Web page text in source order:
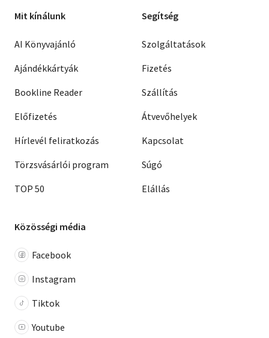
Mit kínálunk
AI Könyvajánló
Ajándékkártyák
Bookline Reader
Előfizetés
Hírlevél feliratkozás
Törzsvásárlói program
TOP 50
Segítség
Szolgáltatások
Fizetés
Szállítás
Átvevőhelyek
Kapcsolat
Súgó
Elállás
Közösségi média
Facebook
Instagram
Tiktok
Youtube